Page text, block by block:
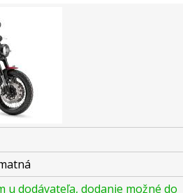
u dodávateľa, dodanie možné do